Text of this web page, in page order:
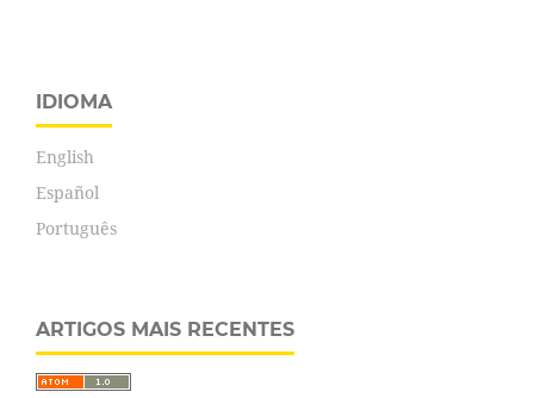
IDIOMA
English
Español
Português
ARTIGOS MAIS RECENTES